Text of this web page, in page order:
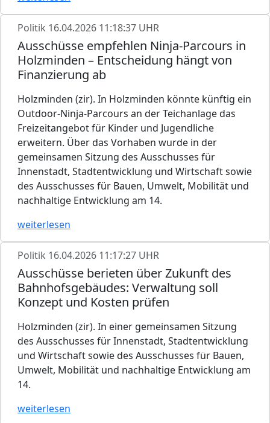
Politik 16.04.2026 11:18:37 UHR
Ausschüsse empfehlen Ninja-Parcours in
Holzminden – Entscheidung hängt von
Finanzierung ab
Holzminden (zir). In Holzminden könnte künftig ein
Outdoor-Ninja-Parcours an der Teichanlage das
Freizeitangebot für Kinder und Jugendliche
erweitern. Über das Vorhaben wurde in der
gemeinsamen Sitzung des Ausschusses für
Innenstadt, Stadtentwicklung und Wirtschaft sowie
des Ausschusses für Bauen, Umwelt, Mobilität und
nachhaltige Entwicklung am 14.
weiterlesen
Politik 16.04.2026 11:17:27 UHR
Ausschüsse berieten über Zukunft des
Bahnhofsgebäudes: Verwaltung soll
Konzept und Kosten prüfen
Holzminden (zir). In einer gemeinsamen Sitzung
des Ausschusses für Innenstadt, Stadtentwicklung
und Wirtschaft sowie des Ausschusses für Bauen,
Umwelt, Mobilität und nachhaltige Entwicklung am
14.
weiterlesen